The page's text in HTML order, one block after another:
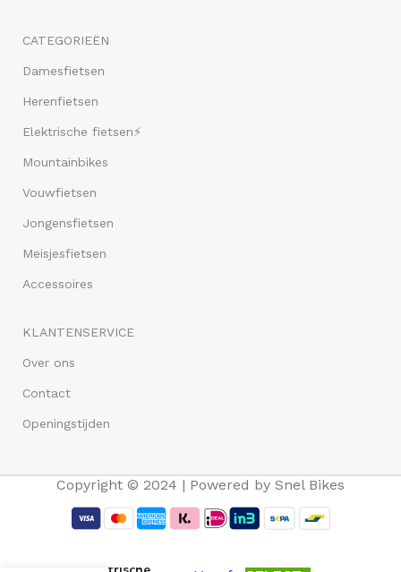
CATEGORIEËN
Damesfietsen
Herenfietsen
Elektrische fietsen⚡
Mountainbikes
Vouwfietsen
Jongensfietsen
Meisjesfietsen
Accessoires
KLANTENSERVICE
Over ons
Contact
Openingstijden
Copyright © 2024 | Powered by Snel Bikes